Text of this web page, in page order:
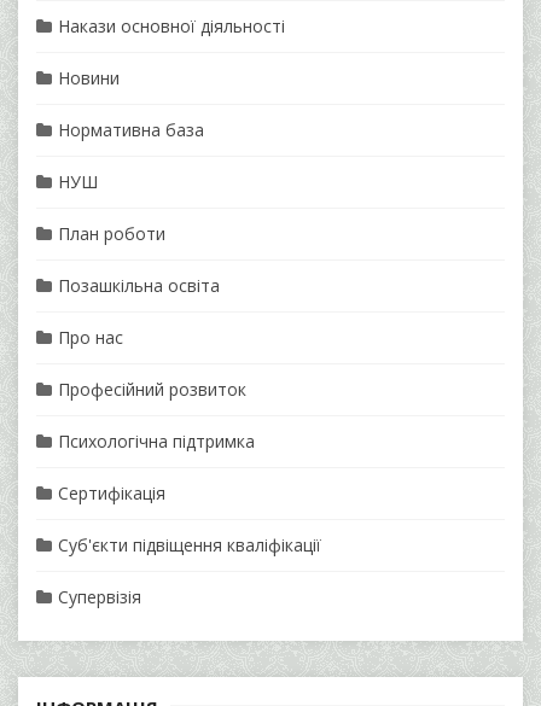
Накази основної діяльності
Новини
Нормативна база
НУШ
План роботи
Позашкільна освіта
Про нас
Професійний розвиток
Психологічна підтримка
Сертифікація
Суб'єкти підвіщення кваліфікації
Супервізія